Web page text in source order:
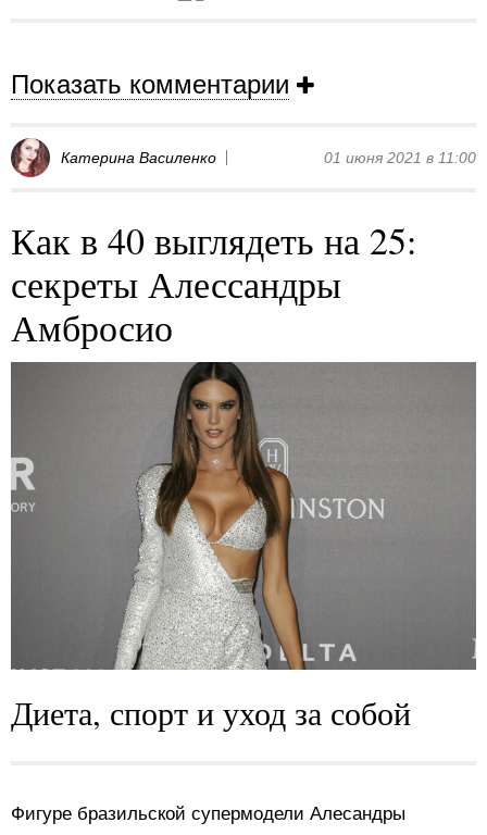
Показать комментарии
Катерина Василенко 01 июня 2021 в 11:00
Как в 40 выглядеть на 25:
секреты Алессандры
Амбросио
Диета, спорт и уход за собой
Фигуре бразильской супермодели Алесандры